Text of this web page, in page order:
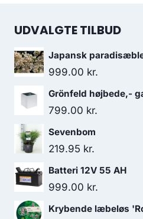
UDVALGTE TILBUD
Japansk
999.00 kr.
Grönfeld højbede,-
799.00 kr.
Sevenbom
219.95 kr.
Batteri 12V 55 AH
999.00 kr.
Krybende læbeløs